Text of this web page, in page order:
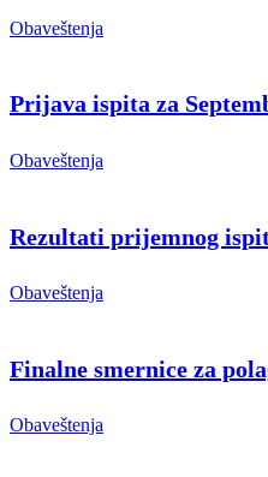
Obaveštenja
Prijava ispita za
Obaveštenja
Rezultati prijemnog
Obaveštenja
Finalne smernice za
Obaveštenja